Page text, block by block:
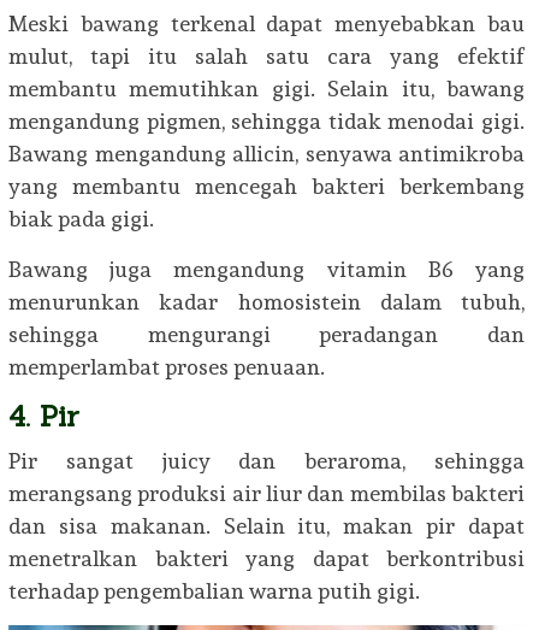
Meski bawang terkenal dapat menyebabkan bau
mulut, tapi itu salah satu cara yang efektif
membantu memutihkan gigi. Selain itu, bawang
mengandung pigmen, sehingga tidak menodai gigi.
Bawang mengandung allicin, senyawa antimikroba
yang membantu mencegah bakteri berkembang
biak pada gigi.
Bawang juga mengandung vitamin B6 yang
menurunkan kadar homosistein dalam tubuh,
sehingga mengurangi peradangan dan
memperlambat proses penuaan.
4. Pir
Pir sangat juicy dan beraroma, sehingga
merangsang produksi air liur dan membilas bakteri
dan sisa makanan. Selain itu, makan pir dapat
menetralkan bakteri yang dapat berkontribusi
terhadap pengembalian warna putih gigi.